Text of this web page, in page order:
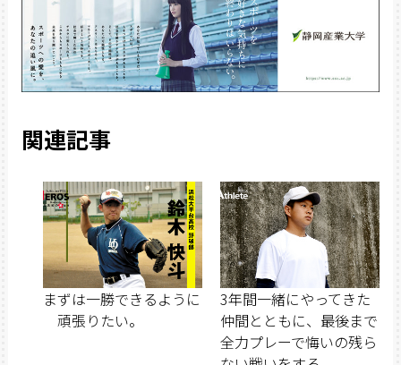
関連記事
まずは一勝できるように
頑張りたい。
3年間一緒にやってきた
仲間とともに、最後まで
全力プレーで悔いの残ら